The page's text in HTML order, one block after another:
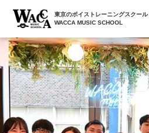
東京のボイストレーニングスクール
WACCA MUSIC SCHOOL